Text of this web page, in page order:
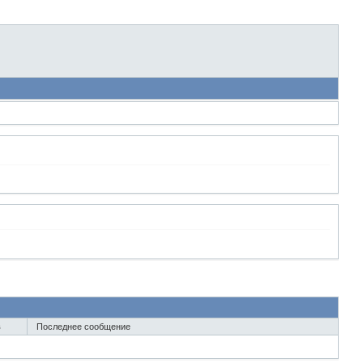
Последнее сообщение